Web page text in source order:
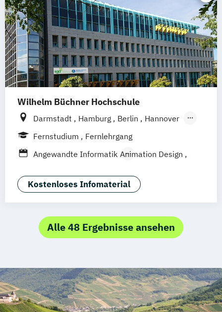
Schwarzheide/Oberspreewald-Lausitz bei
Dresden
Wilhelm Büchner Hochschule
Darmstadt Hamburg Berlin
Hannover
Bonn
Nürnberg München
Zürich Rostock Dortmund
Fernstudium
Fernlehrgang
Angewandte Informatik Animation Design
Big Data und Data Science
Digitale Medien Game Design
Industriedesign
Informatik
KI und maschinelles Lernen
Nachhaltiges Design
Professional Software Engineering
Technische Informatik
Kostenloses Infomaterial
Alle 48 Ergebnisse ansehen